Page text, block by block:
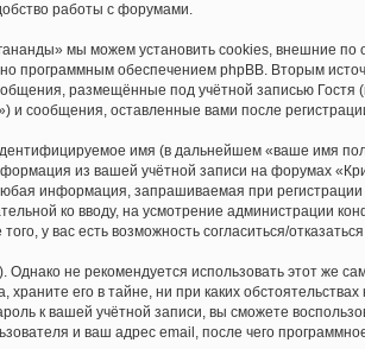
работы с форумами.
мы можем установить cookies, внешние
программным обеспечением phpBB. Вторым
размещённые под учётной записью
и сообщения, оставленные вами после
имя (в дальнейшем «ваше имя
из вашей учётной записи на форумах
информация, запрашиваемая при
ко вводу, на усмотрение администрации
у вас есть возможность согласиться/
не рекомендуется использовать этот же
его в тайне, ни при каких
к вашей учётной записи, вы сможете
и ваш адрес email, после чего